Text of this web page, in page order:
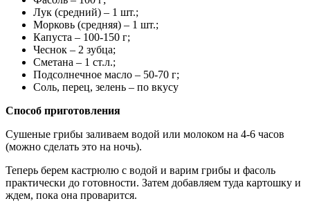
Лук (средний) – 1 шт.;
Морковь (средняя) – 1 шт.;
Капуста – 100-150 г;
Чеснок – 2 зубца;
Сметана – 1 ст.л.;
Подсолнечное масло – 50-70 г;
Соль, перец, зелень – по вкусу
Способ приготовления
Сушеные грибы заливаем водой или молоком на 4-6 часов
(можно сделать это на ночь).
Теперь берем кастрюлю с водой и варим грибы и фасоль
практически до готовности. Затем добавляем туда картошку и
ждем, пока она проварится.